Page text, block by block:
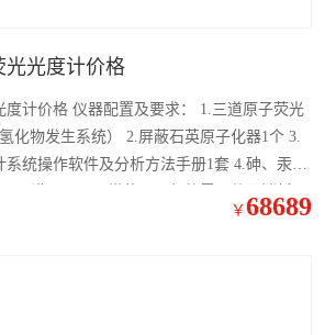
光光度计价格
求： 1.三道原子荧光
化物发生系统） 2.屏蔽石英原子化器1个 3.
系统操作软件及分析方法手册1套 4.砷、汞高
5.满足仪器正常使用两年的零配件及消耗
工具及必要附件
￥ 68689